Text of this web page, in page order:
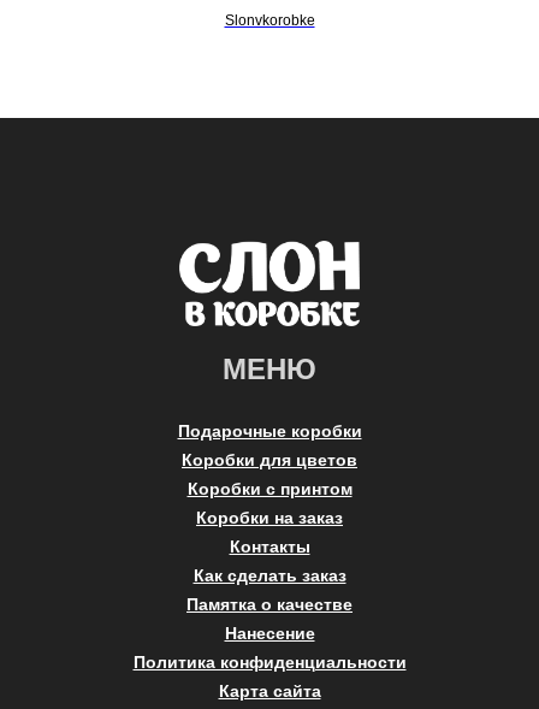
Slonvkorobke
МЕНЮ
Подарочные коробки
Коробки для цветов
Коробки с принтом
Коробки на заказ
Контакты
Как сделать заказ
Памятка о качестве
Нанесение
Политика конфиденциальности
Карта сайта